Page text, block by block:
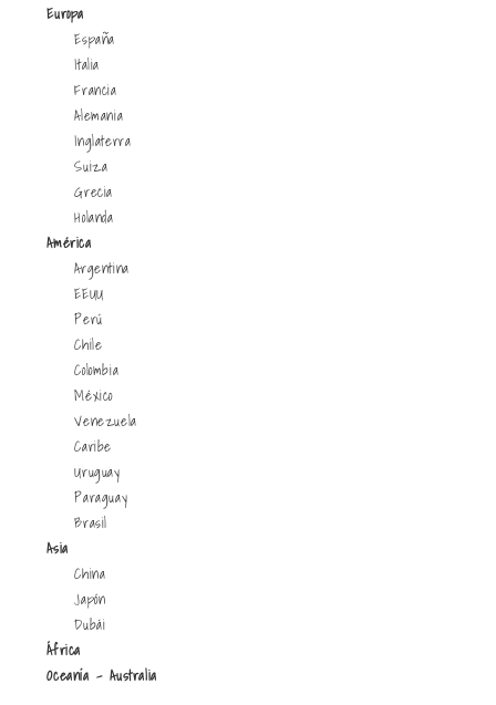
Europa
España
Italia
Francia
Alemania
Inglaterra
Suiza
Grecia
Holanda
América
Argentina
EEUU
Perú
Chile
Colombia
México
Venezuela
Caribe
Uruguay
Paraguay
Brasil
Asia
China
Japón
Dubái
África
Oceanía - Australia